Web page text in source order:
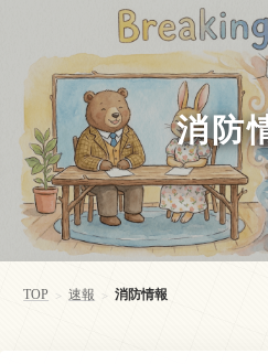
消防
TOP > 速報 > 消防情報